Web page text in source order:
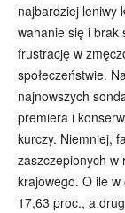
najbardziej leniwy
wahanie się i brak
frustrację w
społeczeństwie.
najnowszych
premiera i
kurczy. Niemniej,
zaszczepionych w
krajowego. O ile w
17,63 proc., a